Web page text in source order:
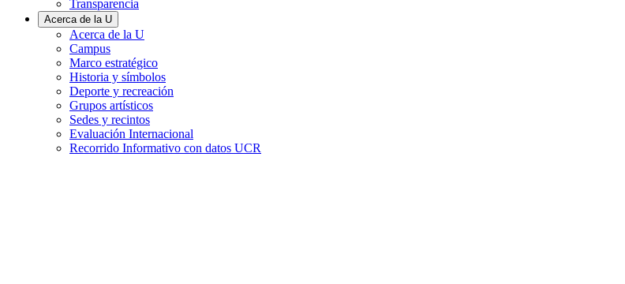
Transparencia
Acerca de la U
Acerca de la U
Campus
Marco estratégico
Historia y símbolos
Deporte y recreación
Grupos artísticos
Sedes y recintos
Evaluación Internacional
Recorrido Informativo con datos UCR